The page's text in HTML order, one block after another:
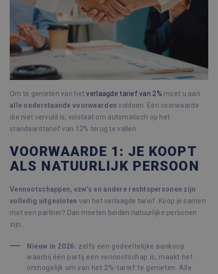
Om te genieten van hetverlaagde tarief van 2% moet u aan
alle onderstaande voorwaarden voldoen. Eén voorwaarde
die niet vervuld is, volstaat om automatisch op het
standaardtarief van 12% terug te vallen.
VOORWAARDE 1: JE KOOPT
ALS NATUURLIJK PERSOON
Vennootschappen, vzw’s en andere rechtspersonen zijn
volledig uitgesloten van het verlaagde tarief. Koop je samen
met een partner? Dan moeten beiden natuurlijke personen
zijn.
Nieuw in 2026: zelfs een gedeeltelijke aankoop
waarbij één partij een vennootschap is, maakt het
onmogelijk om van het 2%-tarief te genieten. Alle